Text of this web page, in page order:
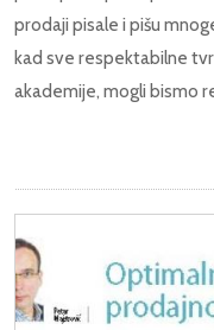
prodaji pisale i pišu
kad sve respektabilne
akademije, mogli bismo